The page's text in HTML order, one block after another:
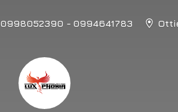
0998052390 - 0994641783